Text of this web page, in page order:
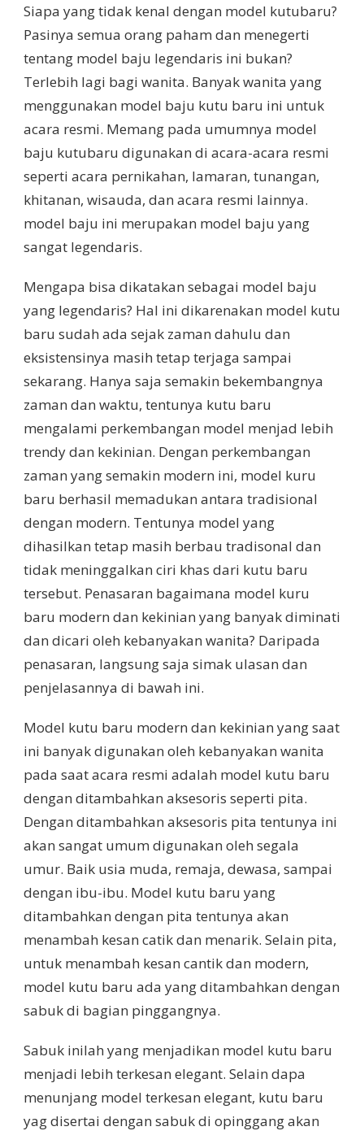
Siapa yang tidak kenal dengan model kutubaru?
Pasinya semua orang paham dan menegerti
tentang model baju legendaris ini bukan?
Terlebih lagi bagi wanita. Banyak wanita yang
menggunakan model baju kutu baru ini untuk
acara resmi. Memang pada umumnya model
baju kutubaru digunakan di acara-acara resmi
seperti acara pernikahan, lamaran, tunangan,
khitanan, wisauda, dan acara resmi lainnya.
model baju ini merupakan model baju yang
sangat legendaris.
Mengapa bisa dikatakan sebagai model baju
yang legendaris? Hal ini dikarenakan model kutu
baru sudah ada sejak zaman dahulu dan
eksistensinya masih tetap terjaga sampai
sekarang. Hanya saja semakin bekembangnya
zaman dan waktu, tentunya kutu baru
mengalami perkembangan model menjad lebih
trendy dan kekinian. Dengan perkembangan
zaman yang semakin modern ini, model kuru
baru berhasil memadukan antara tradisional
dengan modern. Tentunya model yang
dihasilkan tetap masih berbau tradisonal dan
tidak meninggalkan ciri khas dari kutu baru
tersebut. Penasaran bagaimana model kuru
baru modern dan kekinian yang banyak diminati
dan dicari oleh kebanyakan wanita? Daripada
penasaran, langsung saja simak ulasan dan
penjelasannya di bawah ini.
Model kutu baru modern dan kekinian yang saat
ini banyak digunakan oleh kebanyakan wanita
pada saat acara resmi adalah model kutu baru
dengan ditambahkan aksesoris seperti pita.
Dengan ditambahkan aksesoris pita tentunya ini
akan sangat umum digunakan oleh segala
umur. Baik usia muda, remaja, dewasa, sampai
dengan ibu-ibu. Model kutu baru yang
ditambahkan dengan pita tentunya akan
menambah kesan catik dan menarik. Selain pita,
untuk menambah kesan cantik dan modern,
model kutu baru ada yang ditambahkan dengan
sabuk di bagian pinggangnya.
Sabuk inilah yang menjadikan model kutu baru
menjadi lebih terkesan elegant. Selain dapa
menunjang model terkesan elegant, kutu baru
yag disertai dengan sabuk di opinggang akan